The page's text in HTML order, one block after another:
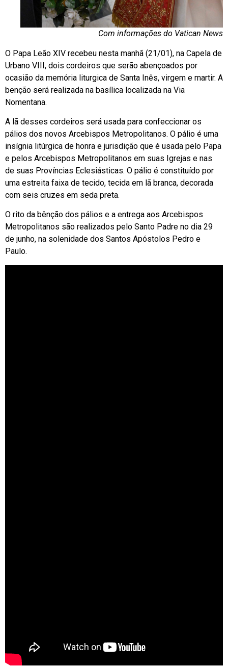
Com informações do Vatican News
O Papa Leão XIV recebeu nesta manhã (21/01), na Capela de
Urbano VIII, dois cordeiros que serão abençoados por
ocasião da memória liturgica de Santa Inês, virgem e martir. A
benção será realizada na basílica localizada na Via
Nomentana.
A lã desses cordeiros será usada para confeccionar os
pálios dos novos Arcebispos Metropolitanos. O pálio é uma
insígnia litúrgica de honra e jurisdição que é usada pelo Papa
e pelos Arcebispos Metropolitanos em suas Igrejas e nas
de suas Províncias Eclesiásticas. O pálio é constituído por
uma estreita faixa de tecido, tecida em lã branca, decorada
com seis cruzes em seda preta.
O rito da bênção dos pálios e a entrega aos Arcebispos
Metropolitanos são realizados pelo Santo Padre no dia 29
de junho, na solenidade dos Santos Apóstolos Pedro e
Paulo.